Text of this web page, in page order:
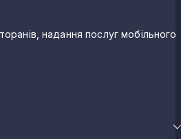
надання послуг мобільного